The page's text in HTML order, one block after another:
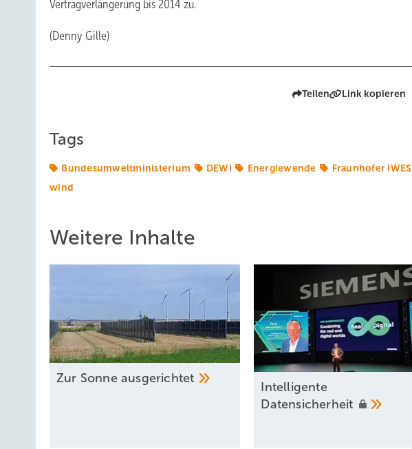
Vertragverlängerung bis 2014 zu.
(Denny Gille)
Teilen Link kopieren
Tags
Bundesumweltministerium DEWI Energiewende Fraunhofer IWES
wind
Weitere Inhalte
Zur Sonne ausgerichtet
Intel ligente
Datensicherheit